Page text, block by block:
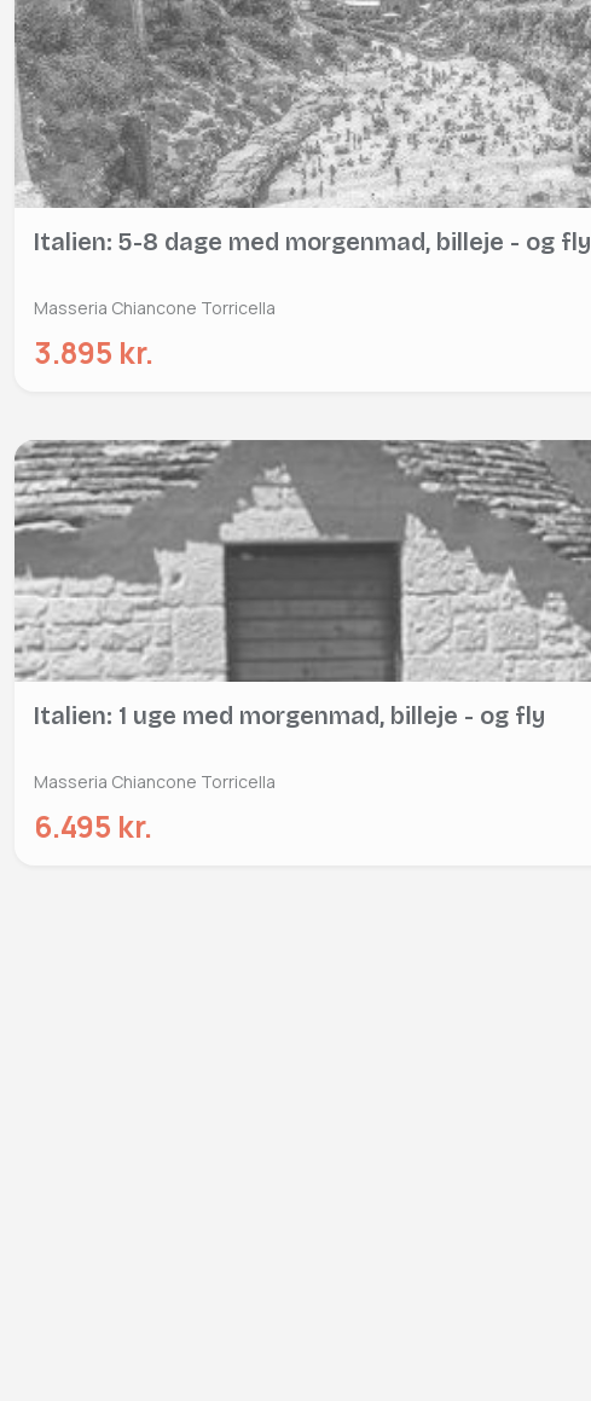
Italien: 5-8 dage med morgenmad, billeje - og fly
Masseria Chiancone Torricella
3.895 kr.
Italien: 1 uge med morgenmad, billeje - og fly
Masseria Chiancone Torricella
6.495 kr.